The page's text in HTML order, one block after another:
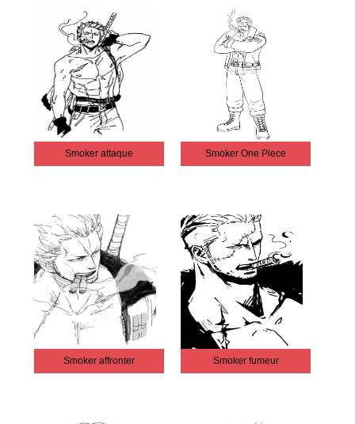
Smoker attaque Smoker One Piece
Smoker affronter Smoker fumeur